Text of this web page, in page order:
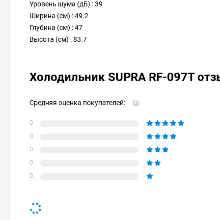
Уровень шума (дБ) : 39
Ширина (см) : 49.2
Глубина (см) : 47
Высота (см) : 83.7
Холодильник SUPRA RF-097T
Средняя оценка покупателей: (0)
0
0
0
0
0